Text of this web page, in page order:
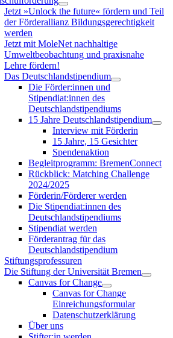
Jetzt »Unlock the future« fördern und Teil
der Förderallianz Bildungsgerechtigkeit
werden
Jetzt mit MoleNet nachhaltige
Umweltbeobachtung und praxisnahe
Lehre fördern!
Das Deutschlandstipendium
Die Förder:innen und
Stipendiat:innen des
Deutschlandstipendiums
15 Jahre Deutschlandstipendium
Interview mit Förderin
15 Jahre, 15 Gesichter
Spendenaktion
Begleitprogramm: BremenConnect
Rückblick: Matching Challenge
2024/2025
Förderin/Förderer werden
Die Stipendiat:innen des
Deutschlandstipendiums
Stipendiat werden
Förderantrag für das
Deutschlandstipendium
Stiftungsprofessuren
Die Stiftung der Universität Bremen
Canvas for Change
Canvas for Change
Einreichungsformular
Datenschutzerklärung
Über uns